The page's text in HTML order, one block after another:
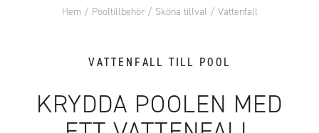
Hem/ Pooltillbehör/ Sköna tillval / Vattenfall
VATTENFALL TILL POOL
KRYDDA POOLEN MED